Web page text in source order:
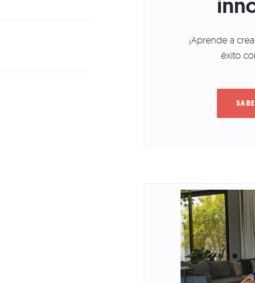
¡Aprende a
éxito